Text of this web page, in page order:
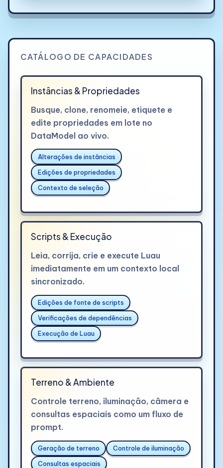
CATÁLOGO DE CAPACIDADES
Instâncias & Propriedades
Busque, clone, renomeie, etiquete e
edite propriedades em lote no
DataModel ao vivo.
Alterações de instâncias
Edições de propriedades
Contexto de seleção
Scripts & Execução
Leia, corrija, crie e execute Luau
imediatamente em um contexto local
sincronizado.
Edições de fonte de scripts
Verificações de dependências
Execução de Luau
Terreno & Ambiente
Controle terreno, iluminação, câmera e
consultas espaciais como um fluxo de
prompt.
Geração de terreno Controle de iluminação
Consultas espaciais